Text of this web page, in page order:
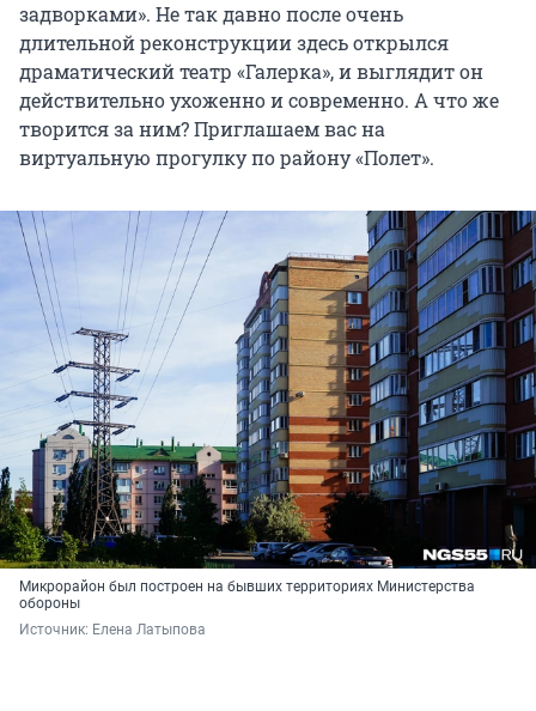
задворками». Не так давно после очень
длительной реконструкции здесь открылся
драматический театр «Галерка», и выглядит он
действительно ухоженно и современно. А что же
творится за ним? Приглашаем вас на
виртуальную прогулку по району «Полет».
Микрорайон был построен на бывших территориях Министерства
обороны
Источник: Елена Латыпова